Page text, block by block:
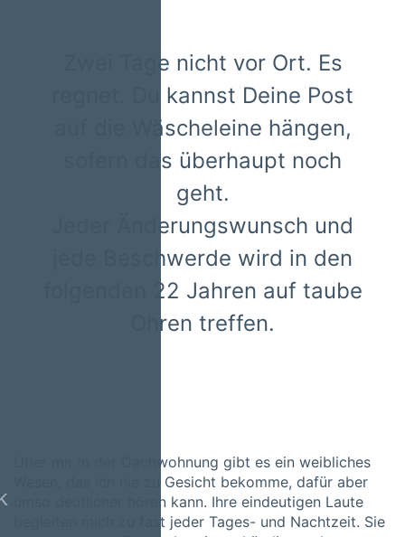
Zwei Tage nicht vor Ort. Es
regnet. Du kannst Deine Post
auf die Wäscheleine hängen,
sofern das überhaupt noch
geht.
Jeder Änderungswunsch und
jede Beschwerde wird in den
folgenden 22 Jahren auf taube
Ohren treffen.
Über mir in der Dachwohnung gibt es ein weibliches
Wesen, das ich nie zu Gesicht bekomme, dafür aber
umso deutlicher hören kann. Ihre eindeutigen Laute
begleiten mich zu fast jeder Tages- und Nachtzeit. Sie